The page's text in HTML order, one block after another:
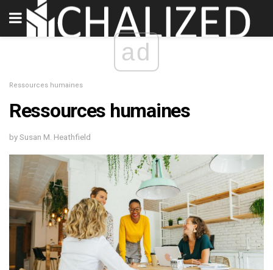
ad
Ressources humaines
Ressources humaines
by Susan M. Heathfield